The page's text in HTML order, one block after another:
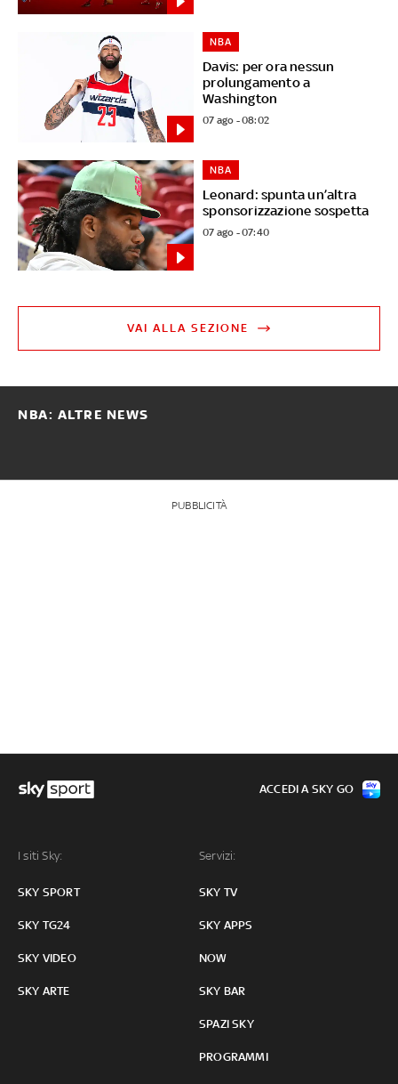
Davis: per ora nessun
prolungamento a
Washington
NBA
07 ago - 08:02
Leonard: spunta un’altra
sponsorizzazione sospetta
NBA
07 ago - 07:40
VAI ALLA SEZIONE
NBA: ALTRE NEWS
PUBBLICITÀ
I siti Sky:
SKY SPORT
SKY TG24
SKY VIDEO
SKY ARTE
Servizi:
SKY TV
SKY APPS
NOW
SKY BAR
SPAZI SKY
PROGRAMMI
ACCEDI A SKY GO